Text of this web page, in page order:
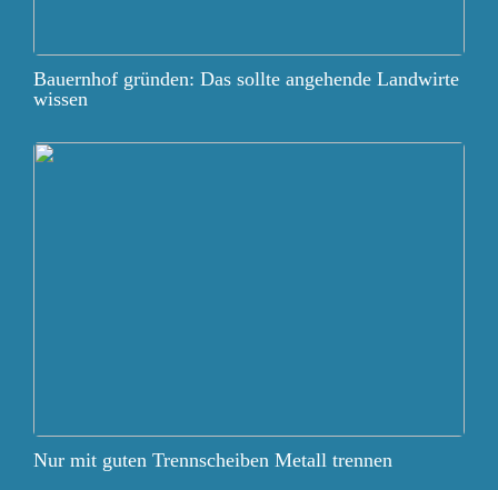
Bauernhof gründen: Das sollte angehende Landwirte
wissen
Nur mit guten Trennscheiben Metall trennen